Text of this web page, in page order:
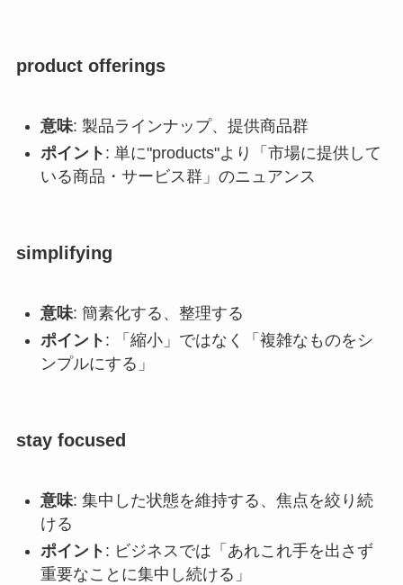
product offerings
意味: 製品ラインナップ、提供商品群
ポイント : 単に"products"より「市場に提供して
いる商品・サービス群」のニュアンス
simplifying
意味: 簡素化する、整理する
ポイント : 「縮小」ではなく「複雑なものをシ
ンプルにする」
stay focused
意味: 集中した状態を維持する、焦点を絞り続
ける
ポイント : ビジネスでは「あれこれ手を出さず
重要なことに集中し続ける」